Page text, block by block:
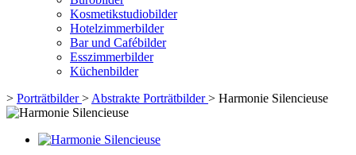
Kosmetikstudiobilder
Hotelzimmerbilder
Bar und Cafébilder
Esszimmerbilder
Küchenbilder
> Porträtbilder> Abstrakte Porträtbilder> Harmonie Silencieuse